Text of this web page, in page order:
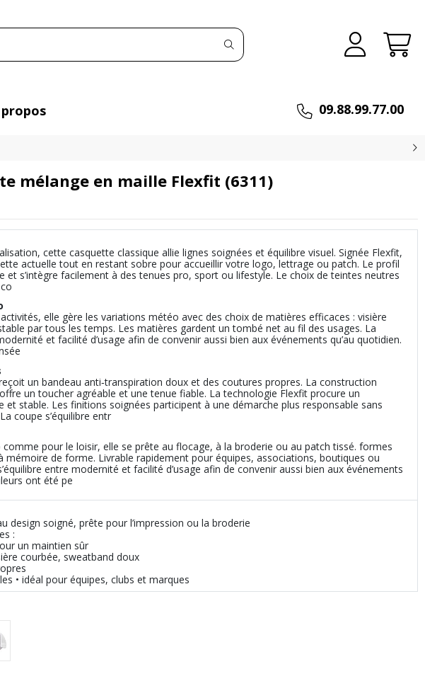
09.88.99.77.00
mélange en maille Flexfit (6311)
cette casquette classique allie lignes soignées et équilibre visuel. Signée Flexfit,
actuelle tout en restant sobre pour accueillir votre logo, lettrage ou patch. Le profil
et s’intègre facilement à des tenues pro, sport ou lifestyle. Le choix de teintes neutres
elle gère les variations météo avec des choix de matières efficaces : visière
par tous les temps. Les matières gardent un tombé net au fil des usages. La
et facilité d’usage afin de convenir aussi bien aux événements qu’au quotidien.
un bandeau anti‑transpiration doux et des coutures propres. La construction
un toucher agréable et une tenue fiable. La technologie Flexfit procure un
stable. Les finitions soignées participent à une démarche plus responsable sans
coupe s’équilibre entr
comme pour le loisir, elle se prête au flocage, à la broderie ou au patch tissé. formes
mémoire de forme. Livrable rapidement pour équipes, associations, boutiques ou
entre modernité et facilité d’usage afin de convenir aussi bien aux événements
ont été pe
design soigné, prête pour l’impression ou la broderie
:
un maintien sûr
courbée, sweatband doux
• idéal pour équipes, clubs et marques
White